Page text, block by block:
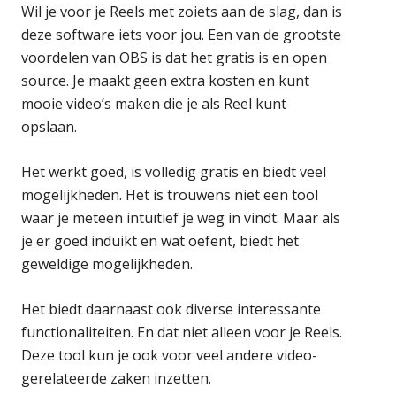
Wil je voor je Reels met zoiets aan de slag, dan is
deze software iets voor jou. Een van de grootste
voordelen van OBS is dat het gratis is en open
source. Je maakt geen extra kosten en kunt
mooie video’s maken die je als Reel kunt
opslaan.
Het werkt goed, is volledig gratis en biedt veel
mogelijkheden. Het is trouwens niet een tool
waar je meteen intuïtief je weg in vindt. Maar als
je er goed induikt en wat oefent, biedt het
geweldige mogelijkheden.
Het biedt daarnaast ook diverse interessante
functionaliteiten. En dat niet alleen voor je Reels.
Deze tool kun je ook voor veel andere video-
gerelateerde zaken inzetten.